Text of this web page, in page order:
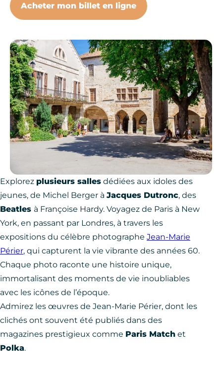
Acheter mon billet en ligne
Explorez plusieurs salles dédiées aux idoles des
jeunes, de Michel Berger àJacques Dutronc, des
Beatles à Françoise Hardy. Voyagez de Paris à New
York, en passant par Londres, à travers les
expositions du célèbre photographe Jean-Marie
Périer, qui capturent la vie vibrante des années 60.
Chaque photo raconte une histoire unique,
immortalisant des moments de vie inoubliables
avec les icônes de l’époque.
Admirez les œuvres de Jean-Marie Périer, dont les
clichés ont souvent été publiés dans des
magazines prestigieux comme Paris Match et
Polka.